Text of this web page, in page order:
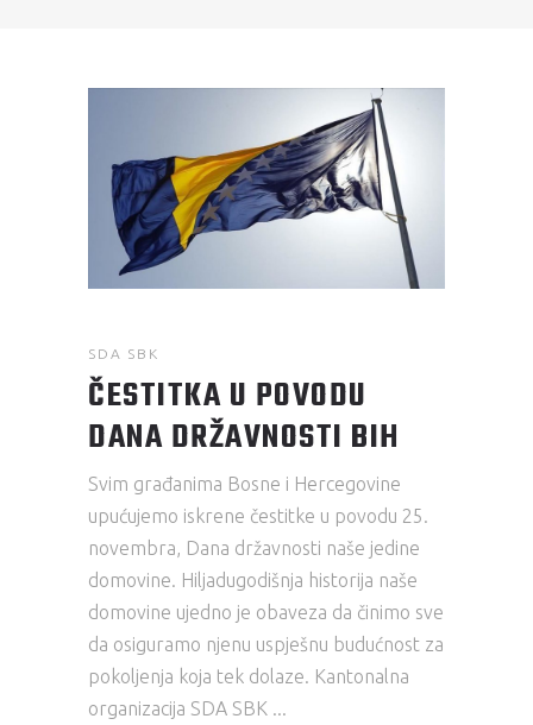
SDA SBK
ČESTITKA U POVODU
DANA DRŽAVNOSTI BIH
Svim građanima Bosne i Hercegovine
upućujemo iskrene čestitke u povodu 25.
novembra, Dana državnosti naše jedine
domovine. Hiljadugodišnja historija naše
domovine ujedno je obaveza da činimo sve
da osiguramo njenu uspješnu budućnost za
pokoljenja koja tek dolaze. Kantonalna
organizacija SDA SBK